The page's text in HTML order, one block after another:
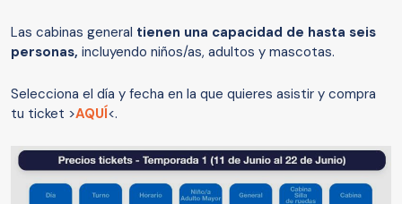
Las cabinas general tienen una capacidad de hasta seis
personas, incluyendo niños/as, adultos y mascotas.
Selecciona el día y fecha en la que quieres asistir y compra
tu ticket >AQUÍ<.